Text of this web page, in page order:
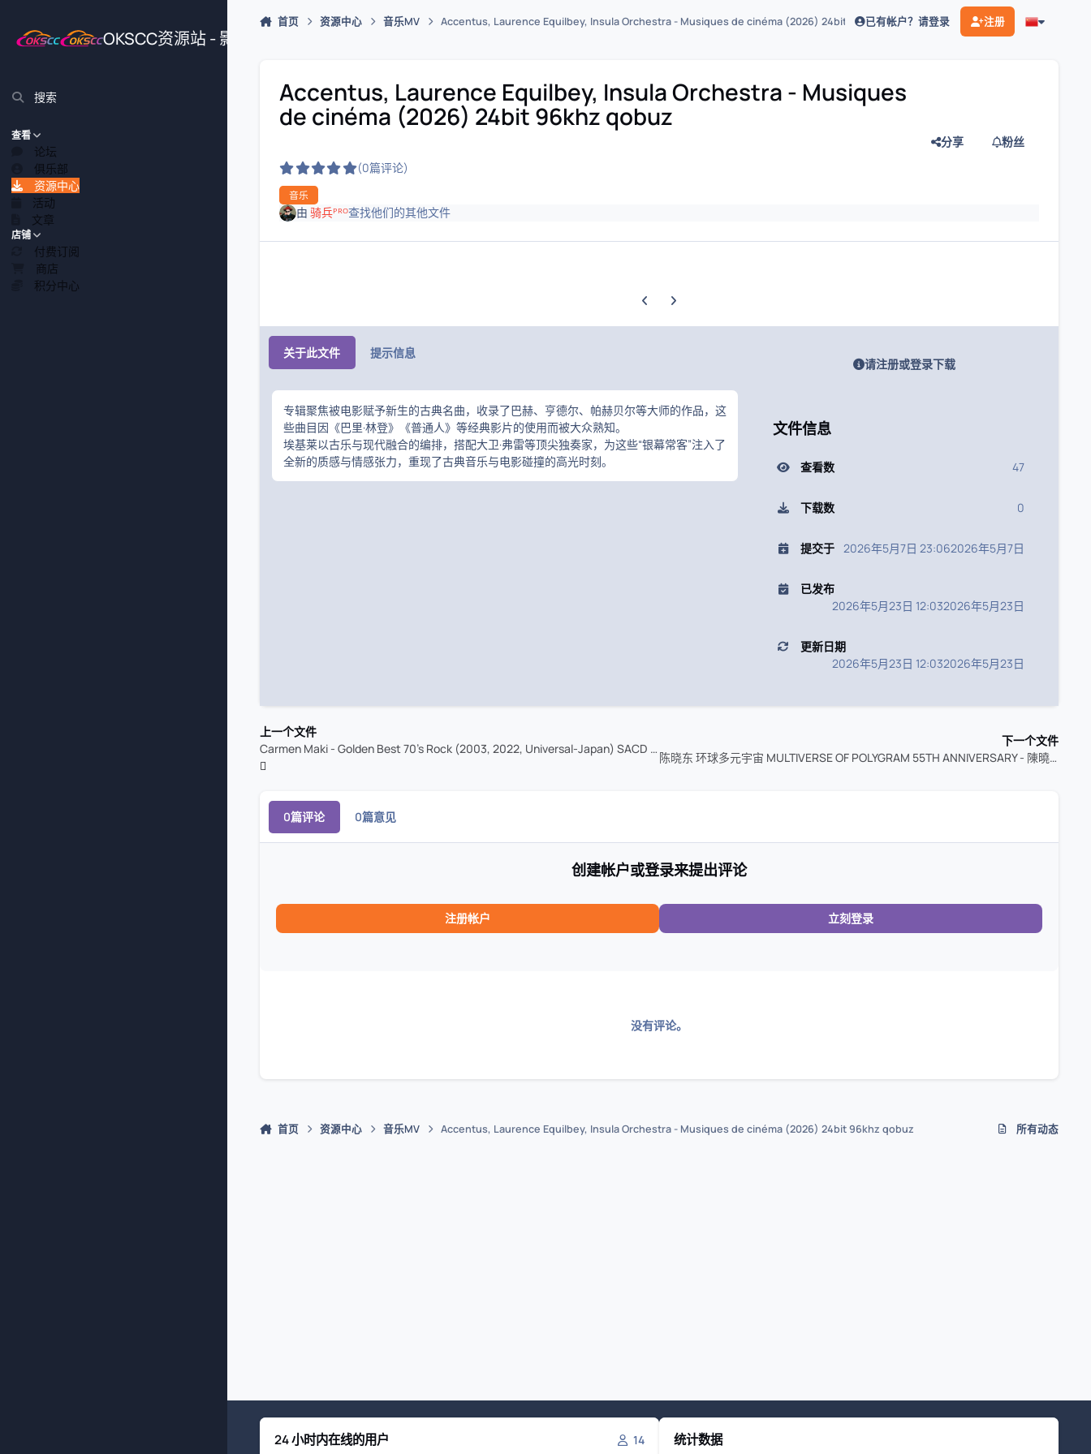
OKSCC资源站 - 影视、游戏、源码插件综合下载平台
搜索
查看
论坛
俱乐部
资源中心
活动
文章
店铺
付费订阅
商店
积分中心
首页 资源中心 音乐MV Accentus, Laurence Equilbey, Insula Orchestra - Musiques de cinéma (2026) 24bit 96khz qobuz
已有帐户？请登录 注册
Accentus, Laurence Equilbey, Insula Orchestra - Musiques
de cinéma (2026) 24bit 96khz qobuz
(0篇评论)
音乐
分享 粉丝
由 骑兵ᴾᴿᴼ查找他们的其他文件
上一张轮播幻灯片
下一张轮播幻灯片
关于此文件 提示信息
专辑聚焦被电影赋予新生的古典名曲，收录了巴赫、亨德尔、帕赫贝尔等大师的作品，这
些曲目因《巴里·林登》《普通人》等经典影片的使用而被大众熟知。
埃基莱以古乐与现代融合的编排，搭配大卫·弗雷等顶尖独奏家，为这些“银幕常客”注入了
全新的质感与情感张力，重现了古典音乐与电影碰撞的高光时刻。
请注册或登录下载
文件信息
查看数 47
下载数 0
提交于 2026年5月7日 23:062026年5月7日
已发布
2026年5月23日 12:032026年5月23日
更新日期
2026年5月23日 12:032026年5月23日
上一个文件
Carmen Maki - Golden Best 70's Rock (2003, 2022, Universal-Japan) SACD ISO
下一个文件
陈晓东 环球多元宇宙 MULTIVERSE OF POLYGRAM 55TH ANNIVERSARY - 陳曉東 (2026) 24Bit 96kHz qobuz
0篇评论 0篇意见
创建帐户或登录来提出评论
注册帐户 立刻登录
没有评论。
首页 资源中心 音乐MV Accentus, Laurence Equilbey, Insula Orchestra - Musiques de cinéma (2026) 24bit 96khz qobuz 所有动态
24 小时内在线的用户 14 统计数据